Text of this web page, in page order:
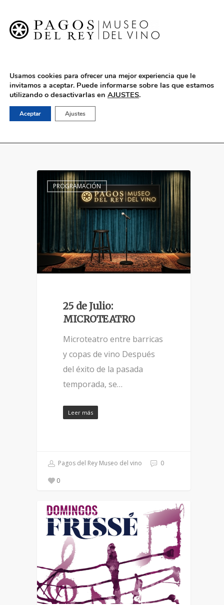
English
Programación
PROGRAMACIÓN
25 de Julio:
MICROTEATRO
Microteatro entre barricas
y copas de vino Después
del éxito de la pasada
temporada, se…
Leer más
Pagos del Rey Museo del vino 0
0
PROGRAMACIÓN
Usamos cookies para ofrecer una mejor experiencia que le
invitamos a aceptar. Puede informarse sobre las que estamos
utilizando o desactivarlas en AJUSTES.
Aceptar Ajustes